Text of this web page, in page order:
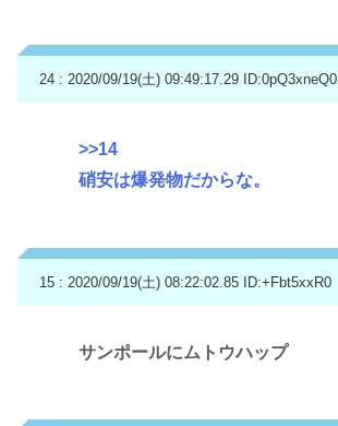
24 : 2020/09/19(土) 09:49:17.29 ID:0pQ3xneQ0
>>14
硝安は爆発物だからな。
15 : 2020/09/19(土) 08:22:02.85 ID:+Fbt5xxR0
サンポールにムトウハップ